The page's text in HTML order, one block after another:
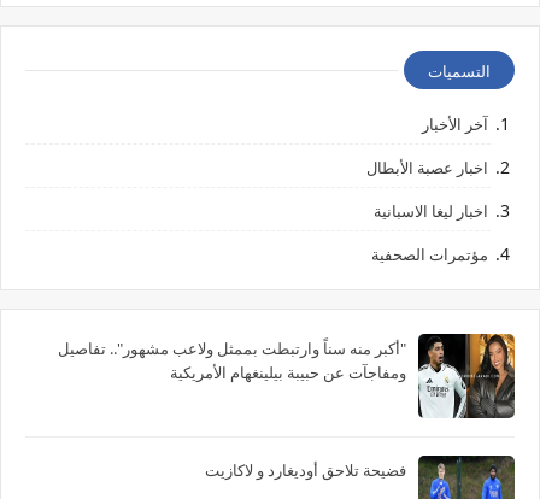
التسميات
آخر الأخبار
اخبار عصبة الأبطال
اخبار ليغا الاسبانية
مؤتمرات الصحفية
"أكبر منه سناً وارتبطت بممثل ولاعب مشهور".. تفاصيل
ومفاجآت عن حبيبة بيلينغهام الأمريكية
فضيحة تلاحق أوديغارد و لاكازيت